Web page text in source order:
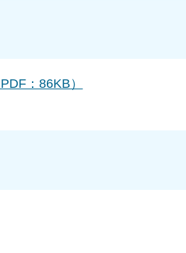
：86KB）